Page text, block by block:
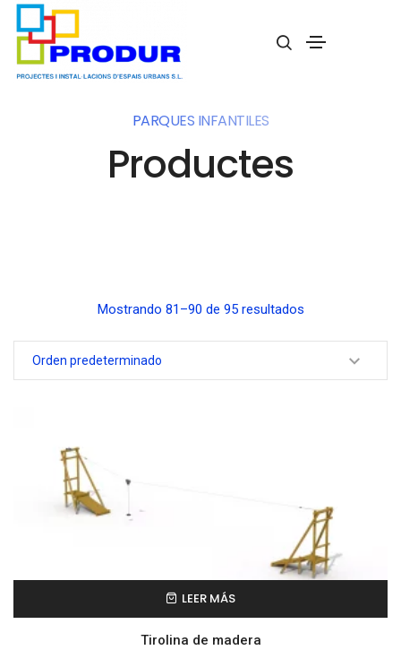
PARQUES INFANTILES
Productes
Mostrando 81–90 de 95 resultados
LEER MÁS
Tirolina de madera